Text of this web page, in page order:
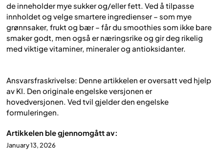
de inneholder mye sukker og/eller fett. Ved å tilpasse
innholdet og velge smartere ingredienser – som mye
grønnsaker, frukt og bær – får du smoothies som ikke bare
smaker godt, men også er næringsrike og gir deg rikelig
med viktige vitaminer, mineraler og antioksidanter.
Ansvarsfraskrivelse: Denne artikkelen er oversatt ved hjelp
av KI. Den originale engelske versjonen er
hovedversjonen. Ved tvil gjelder den engelske
formuleringen.
Artikkelen ble gjennomgått av:
January 13, 2026